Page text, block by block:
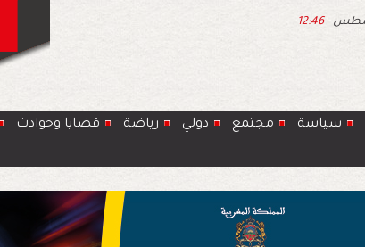
12:46
سياسة مجتمع دولي رياضة قضايا وحوادث